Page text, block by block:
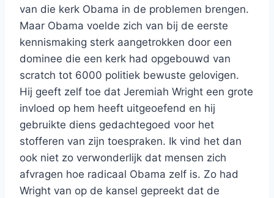
van die kerk Obama in de problemen brengen.
Maar Obama voelde zich van bij de eerste
kennismaking sterk aangetrokken door een
dominee die een kerk had opgebouwd van
scratch tot 6000 politiek bewuste gelovigen.
Hij geeft zelf toe dat Jeremiah Wright een grote
invloed op hem heeft uitgeoefend en hij
gebruikte diens gedachtegoed voor het
stofferen van zijn toespraken. Ik vind het dan
ook niet zo verwonderlijk dat mensen zich
afvragen hoe radicaal Obama zelf is. Zo had
Wright van op de kansel gepreekt dat de